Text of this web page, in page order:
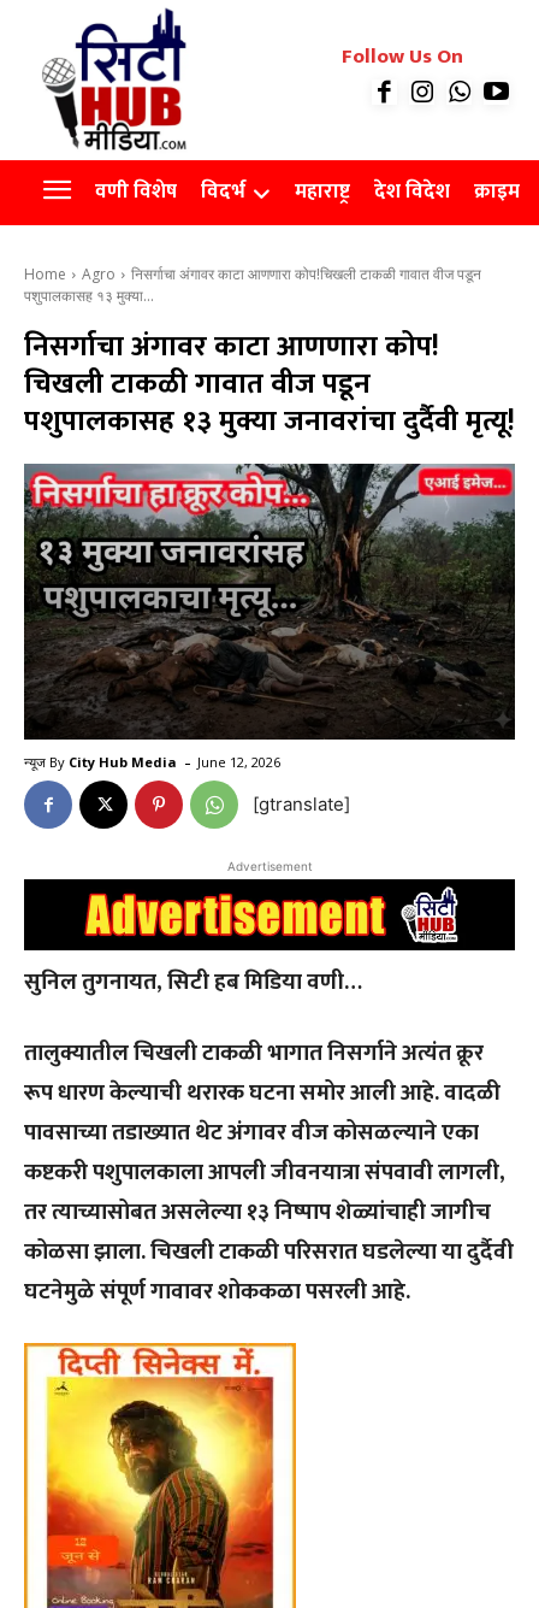
रियल इस्टेट
Videos
Agro
Follow Us On
वणी विशेष विदर्भ महाराष्ट्र देश विदेश क्राइम
Home Agro
निसर्गाचा अंगावर काटा आणणारा कोप!चिखली टाकळी गावात वीज पडून
पशुपालकासह १३ मुक्या...
निसर्गाचा अंगावर काटा आणणारा कोप!
चिखली टाकळी गावात वीज पडून
पशुपालकासह १३ मुक्या जनावरांचा दुर्दैवी मृत्यू!
न्यूज By City Hub Media - June 12, 2026
[gtranslate]
Advertisement
सुनिल तुगनायत, सिटी हब मिडिया वणी…
तालुक्यातील चिखली टाकळी भागात निसर्गाने अत्यंत क्रूर
रूप धारण केल्याची थरारक घटना समोर आली आहे. वादळी
पावसाच्या तडाख्यात थेट अंगावर वीज कोसळल्याने एका
कष्टकरी पशुपालकाला आपली जीवनयात्रा संपवावी लागली,
तर त्याच्यासोबत असलेल्या १३ निष्पाप शेळ्यांचाही जागीच
कोळसा झाला. चिखली टाकळी परिसरात घडलेल्या या दुर्दैवी
घटनेमुळे संपूर्ण गावावर शोककळा पसरली आहे.